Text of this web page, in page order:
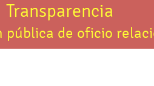
Transparencia
pública de oficio